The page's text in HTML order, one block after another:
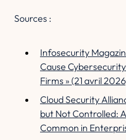
Sources :
Infosecurity
Cause
Firms » (21 avril
Cloud Security
but Not Controlled:
Common in